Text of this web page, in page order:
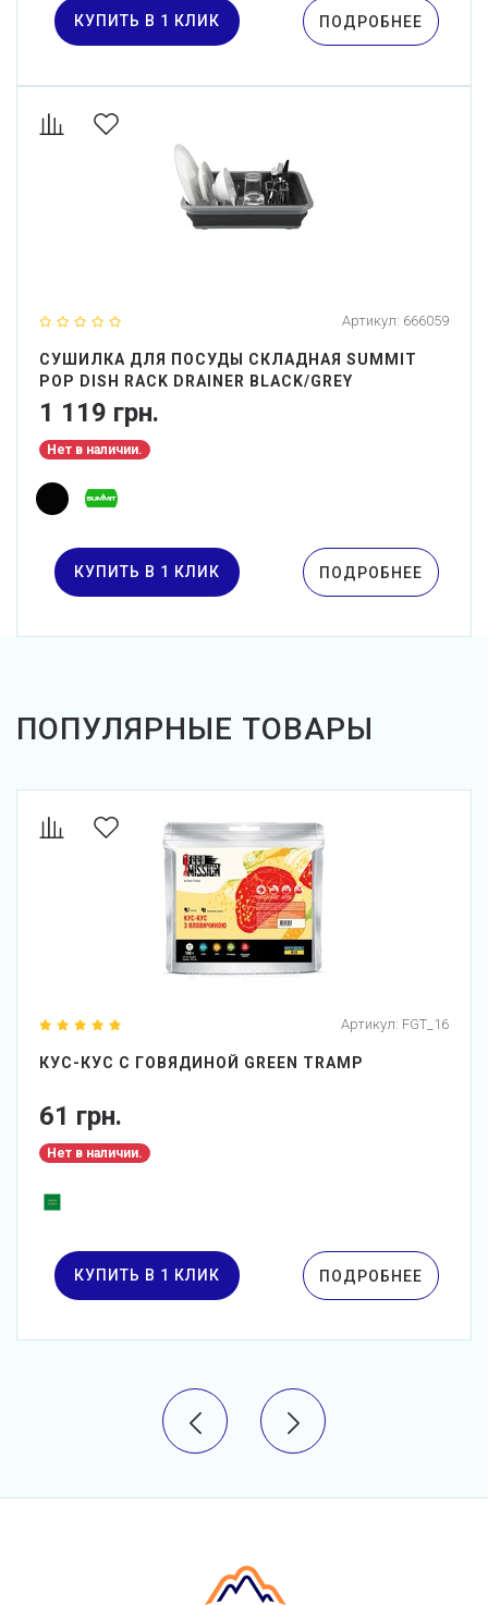
КУПИТЬ В 1 КЛИК ПОДРОБНЕЕ
Артикул: 666059
СУШИЛКА ДЛЯ ПОСУДЫ СКЛАДНАЯ SUMMIT
POP DISH RACK DRAINER BLACK/GREY
1 119 грн.
Нет в наличии.
КУПИТЬ В 1 КЛИК ПОДРОБНЕЕ
ПОПУЛЯРНЫЕ ТОВАРЫ
Артикул: FGT_16
КУС-КУС С ГОВЯДИНОЙ GREEN TRAMP
61 грн.
Нет в наличии.
КУПИТЬ В 1 КЛИК ПОДРОБНЕЕ